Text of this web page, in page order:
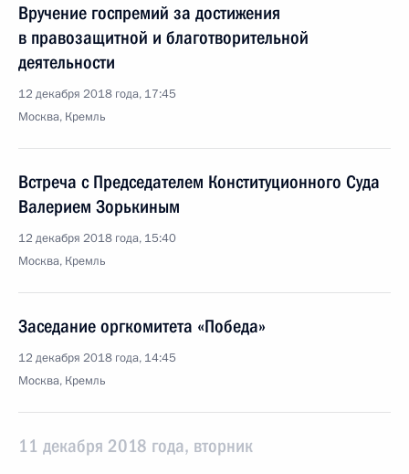
Вручение госпремий за достижения
в правозащитной и благотворительной
деятельности
12 декабря 2018 года, 17:45
Москва, Кремль
Встреча с Председателем Конституционного Суда
Валерием Зорькиным
12 декабря 2018 года, 15:40
Москва, Кремль
Заседание оргкомитета «Победа»
12 декабря 2018 года, 14:45
Москва, Кремль
11 декабря 2018 года, вторник